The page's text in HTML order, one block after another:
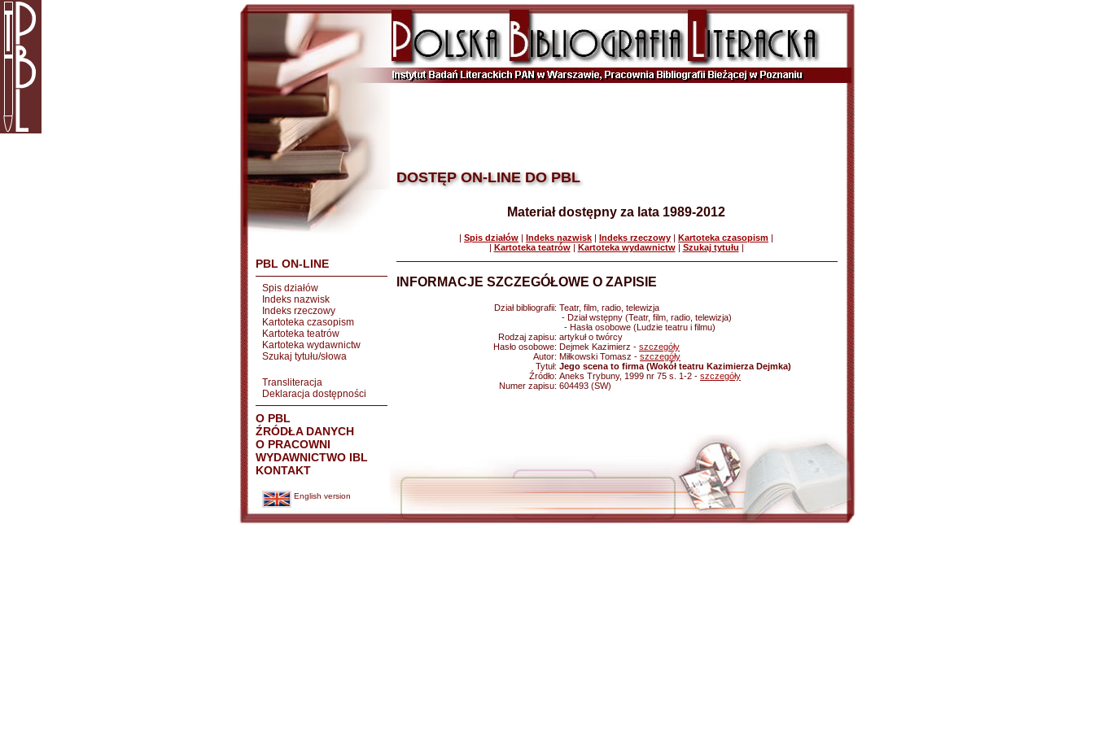
PBL ON-LINE
Spis działów
Indeks nazwisk
Indeks rzeczowy
Kartoteka czasopism
Kartoteka teatrów
Kartoteka wydawnictw
Szukaj tytułu/słowa
Transliteracja
Deklaracja dostępności
O PBL
ŹRÓDŁA DANYCH
O PRACOWNI
WYDAWNICTWO IBL
KONTAKT
English version
DOSTĘP ON-LINE DO PBL
Materiał dostępny za lata 1989-2012
| Spis działów | Indeks nazwisk | Indeks rzeczowy | Kartoteka czasopism |
| Kartoteka teatrów| Kartoteka wydawnictw| Szukaj tytułu |
INFORMACJE SZCZEGÓŁOWE O ZAPISIE
Dział bibliografii: Teatr, film, radio, telewizja
- Dział wstępny (Teatr, film, radio, telewizja)
- Hasła osobowe (Ludzie teatru i filmu)
Rodzaj zapisu: artykuł o twórcy
Hasło osobowe: Dejmek Kazimierz - szczegóły
Autor: Miłkowski Tomasz - szczegóły
Tytuł: Jego scena to firma (Wokół teatru Kazimierza Dejmka)
Źródło: Aneks Trybuny, 1999 nr 75 s. 1-2 - szczegóły
Numer zapisu: 604493 (SW)